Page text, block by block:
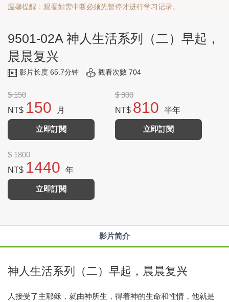
温馨提醒：观看如需中断必须先暂停才进行学习记录。
9501-02A 神人生活系列（二）早起，
晨晨复兴
影片长度 65.7分钟 觀看次數 704
$ 150
NT$ 150 月
立即訂閱
$ 900
NT$ 810 半年
立即訂閱
$ 1800
NT$ 1440 年
立即訂閱
影片简介
神人生活系列（二）早起，晨晨复兴
人接受了主耶稣，就由神所生，得着神的生命和性情，他就是